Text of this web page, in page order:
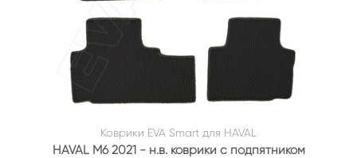
Коврики EVA Smart для HAVAL
HAVAL M6 2021 - н.в. коврики с подпятником